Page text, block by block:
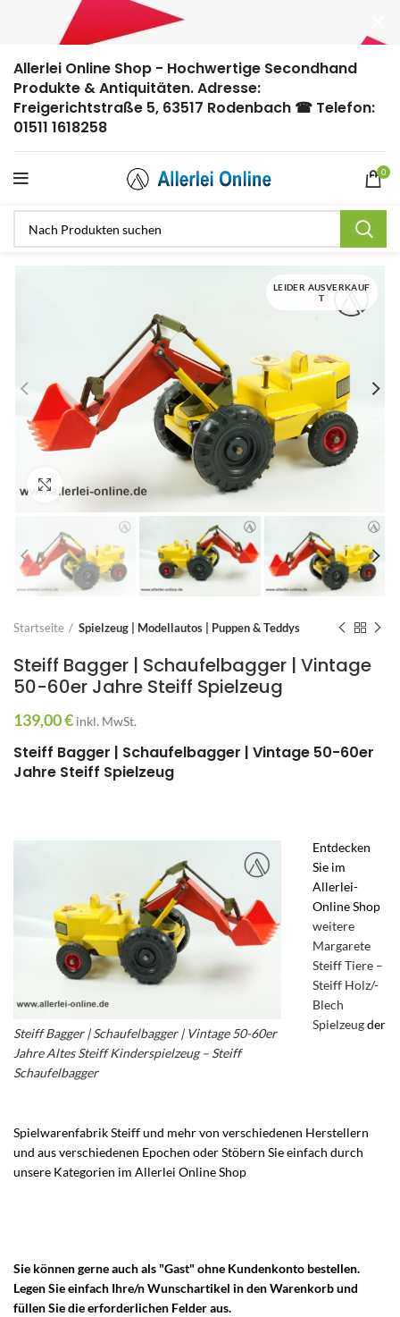
Allerlei Online Shop - Hochwertige Secondhand
Produkte & Antiquitäten. Adresse:
Freigerichtstraße 5, 63517 Rodenbach ☎ Telefon:
01511 1618258
0
LEIDER AUSVERKAUF
T
Zum Vergrößern anklicken
Startseite Spielzeug | Modellautos | Puppen & Teddys
Steiff Bagger | Schaufelbagger | Vintage
50-60er Jahre Steiff Spielzeug
139,00€ inkl. MwSt.
Steiff Bagger | Schaufelbagger | Vintage 50-60er
Jahre Steiff Spielzeug
Steiff Bagger | Schaufelbagger | Vintage 50-60er
Jahre Altes Steiff Kinderspielzeug – Steiff
Schaufelbagger
Entdecken
Sie im
Allerlei-
Online Shop
weitere
Margarete
Steiff Tiere –
Steiff Holz/-
Blech
Spielzeugder
Spielwarenfabrik Steiff und mehr von verschiedenen Herstellern
und aus verschiedenen Epochen oder Stöbern Sie einfach durch
unsere Kategorien im Allerlei Online Shop
Sie können gerne auch als "Gast" ohne Kundenkonto bestellen.
Legen Sie einfach Ihre/n Wunschartikel in den Warenkorb und
füllen Sie die erforderlichen Felder aus.